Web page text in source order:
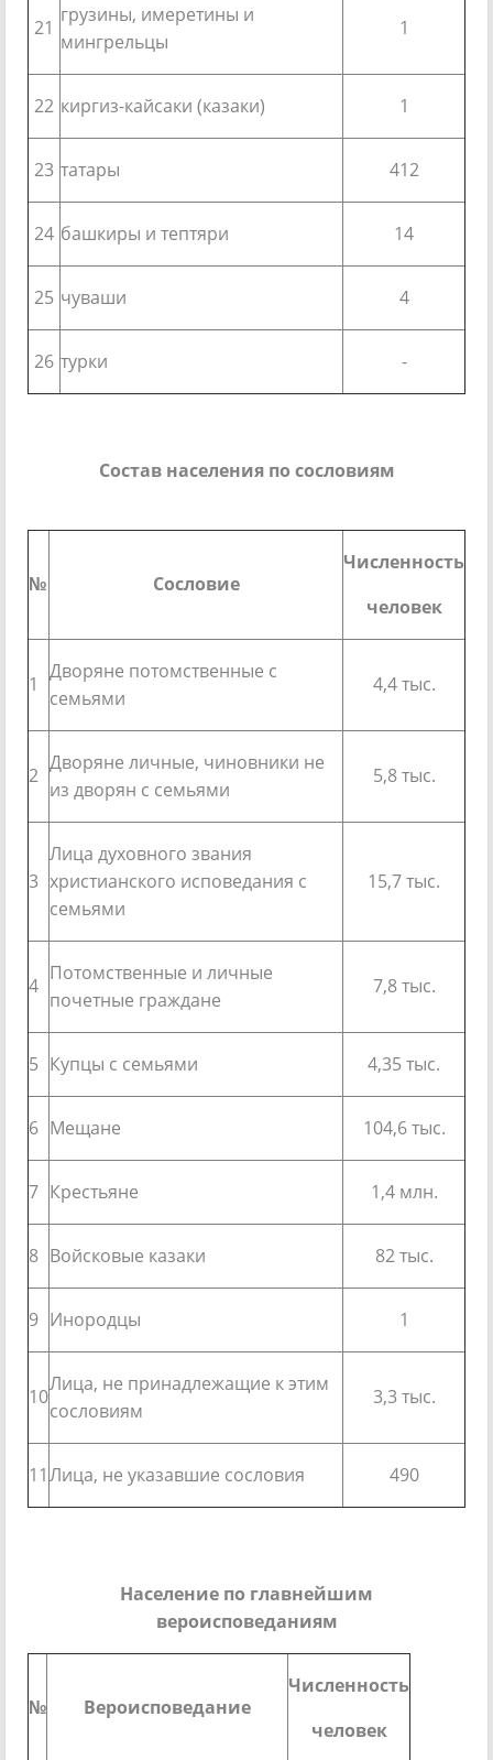
21
грузины, имеретины и
мингрельцы
1
22 киргиз-кайсаки (казаки) 1
23 татары 412
24 башкиры и тептяри 14
25 чуваши 4
26 турки -
Состав населения по сословиям
№ Сословие
Численность
человек
1
Дворяне потомственные с
семьями
4,4 тыс.
2
Дворяне личные, чиновники не
из дворян с семьями
5,8 тыс.
3
Лица духовного звания
христианского исповедания с
семьями
15,7 тыс.
4
Потомственные и личные
почетные граждане
7,8 тыс.
5 Купцы с семьями 4,35 тыс.
6 Мещане 104,6 тыс.
7 Крестьяне 1,4 млн.
8 Войсковые казаки 82 тыс.
9 Инородцы 1
10
Лица, не принадлежащие к этим
сословиям
3,3 тыс.
11Лица, не указавшие сословия 490
Население по главнейшим
вероисповеданиям
№ Вероисповедание
Численность
человек